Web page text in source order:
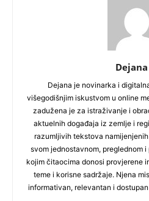
Dejana
Dejana je novinarka i
višegodišnjim iskustvom u online
zadužena je za istraživanje i
aktuelnih događaja iz zemlje i
razumljivih tekstova
svom jednostavnom, preglednom
kojim čitaocima donosi provjerene
teme i korisne sadržaje. Njena
informativan, relevantan i